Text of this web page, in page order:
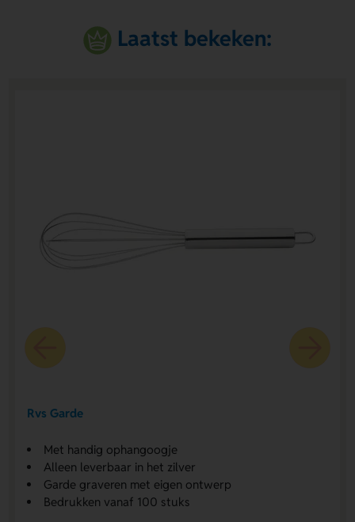
Laatst bekeken:
Rvs Garde
Met handig ophangoogje
Alleen leverbaar in het zilver
Garde graveren met eigen ontwerp
Bedrukken vanaf 100 stuks